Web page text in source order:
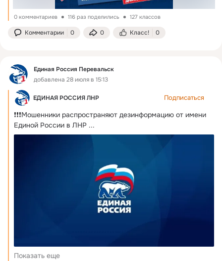
0 комментариев 116 раз поделились 127 классов
Комментарии 0 0 Класс! 0
Единая Россия Перевальск
добавлена 28 июля в 15:13
ЕДИНАЯ РОССИЯ ЛНР Подписаться
❗❗❗Мошенники распространяют дезинформацию от имени
Единой России в ЛНР ...
Показать еще